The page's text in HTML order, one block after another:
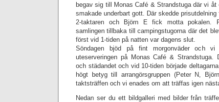
begav sig till Monas Café & Strandstuga där vi åt
smakade underbart gott. Där skedde
2-taktaren och Björn E fick motta pokalen.
samlingen tillbaka till campingstugorna där det
först vid 1-tiden på natten var dagens slut.
Söndagen bjöd på fint morgonväder och
uteserveringen på Monas Café & Strandstuga.
och städandet och vid 10-tiden började
högt betyg till arrangörsgruppen (Peter N,
taktsträffen och vi enades om att träffas igen
Nedan ser du ett bildgalleri med bilder från